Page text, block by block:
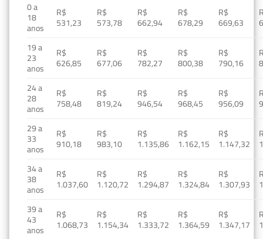
0 a
18
anos
R$
531,23
R$
573,78
R$
662,94
R$
678,29
R$
669,63
19 a
23
anos
R$
626,85
R$
677,06
R$
782,27
R$
800,38
R$
790,16
24 a
28
anos
R$
758,48
R$
819,24
R$
946,54
R$
968,45
R$
956,09
29 a
33
anos
R$
910,18
R$
983,10
R$
1.135,86
R$
1.162,15
R$
1.147,32
34 a
38
anos
R$
1.037,60
R$
1.120,72
R$
1.294,87
R$
1.324,84
R$
1.307,93
39 a
43
anos
R$
1.068,73
R$
1.154,34
R$
1.333,72
R$
1.364,59
R$
1.347,17